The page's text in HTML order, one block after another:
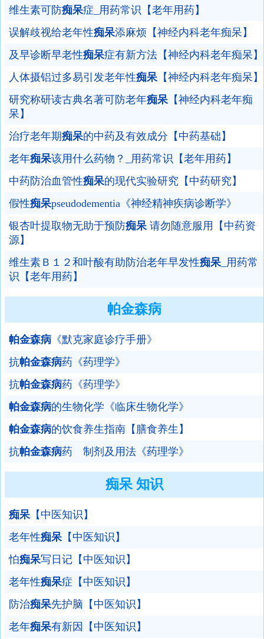
维生素可防痴呆症_用药常识【老年用药】
误解歧视给老年性痴呆添麻烦【神经内科老年痴呆】
及早诊断早老性痴呆症有新方法【神经内科老年痴呆】
人体摄铝过多易引发老年性痴呆【神经内科老年痴呆】
研究称研读古典名著可防老年痴呆【神经内科老年痴
呆】
治疗老年期痴呆的中药及有效成分【中药基础】
老年痴呆该用什么药物？_用药常识【老年用药】
中药防治血管性痴呆的现代实验研究【中药研究】
假性痴呆pseudodementia《神经精神疾病诊断学》
银杏叶提取物无助于预防痴呆请勿随意服用【中药资
源】
维生素Ｂ１２和叶酸有助防治老年早发性痴呆_用药常
识【老年用药】
帕金森病
帕金森病 《默克家庭诊疗手册》
抗帕金森病药《药理学》
抗帕金森病药《药理学》
帕金森病的生物化学《临床生物化学》
帕金森病的饮食养生指南【膳食养生】
抗帕金森病药 制剂及用法《药理学》
痴呆 知识
痴呆【中医知识】
老年性痴呆【中医知识】
怕痴呆写日记【中医知识】
老年性痴呆症【中医知识】
防治痴呆先护脑【中医知识】
老年痴呆有新因【中医知识】